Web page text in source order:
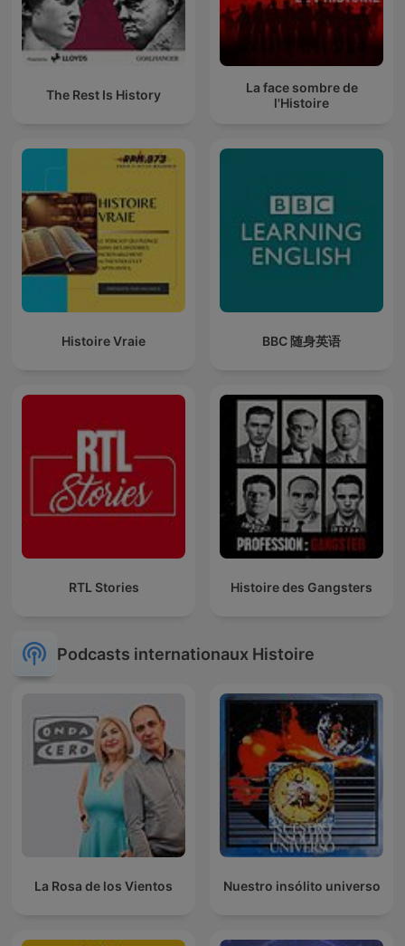
The Rest Is History
La face sombre de
l'Histoire
Histoire Vraie BBC 随身英语
RTL Stories Histoire des Gangsters
Podcasts internationaux Histoire
La Rosa de los Vientos Nuestro insólito universo